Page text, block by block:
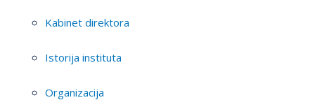
Kabinet direktora
Istorija instituta
Organizacija